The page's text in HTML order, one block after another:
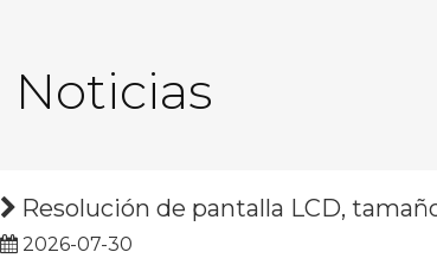
Noticias
Resolución de pantalla LCD, tamaño de
2026-07-30